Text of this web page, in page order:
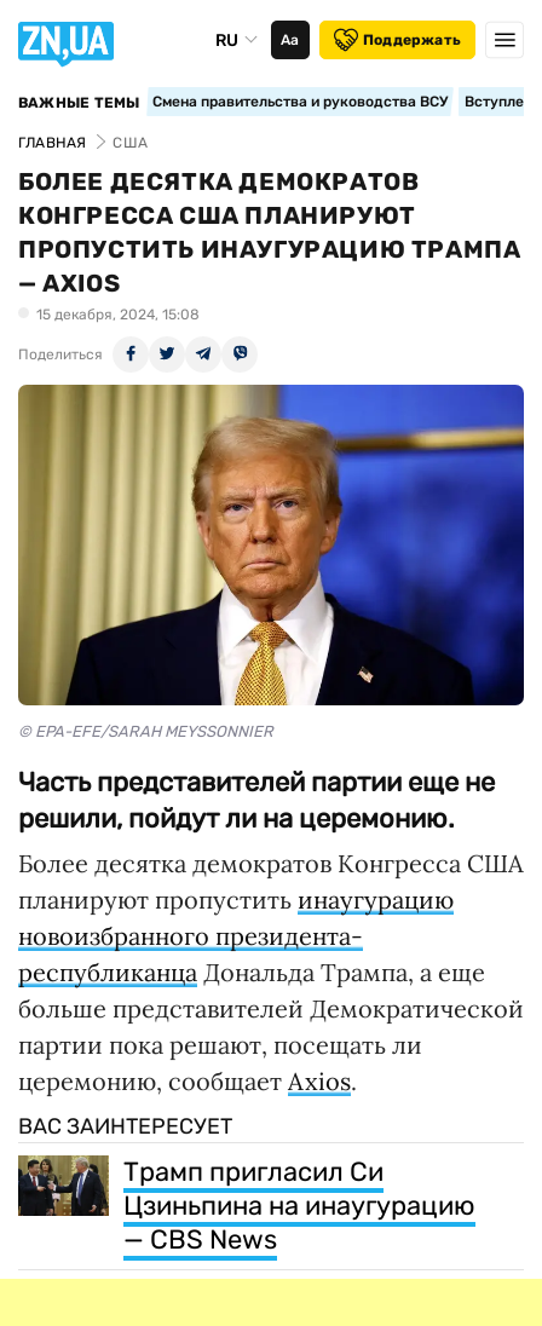
RU Аа Поддержать
ВАЖНЫЕ ТЕМЫ Смена правительства и руководства ВСУ
ГЛАВНАЯ США
БОЛЕЕ ДЕСЯТКА ДЕМОКРАТОВ
КОНГРЕССА США ПЛАНИРУЮТ
ПРОПУСТИТЬ ИНАУГУРАЦИЮ ТРАМПА
— AXIOS
15 декабря, 2024, 15:08
Поделиться
© EPA-EFE/SARAH MEYSSONNIER
Часть представителей партии еще не
решили, пойдут ли на церемонию.
Более десятка демократов Конгресса США
планируют пропустить инаугурацию
новоизбранного президента-
республиканца Дональда Трампа, а еще
больше представителей Демократической
партии пока решают, посещать ли
церемонию, сообщает Axios.
ВАС ЗАИНТЕРЕСУЕТ
Трамп пригласил Си
Цзиньпина на инаугурацию
— CBS News